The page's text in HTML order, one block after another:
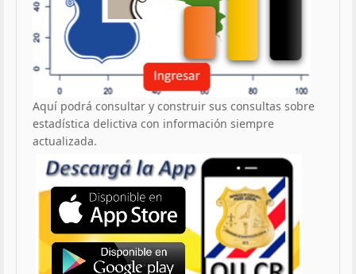
Aquí podrá consultar y construir sus consultas sobre
estadística delictiva con información siempre
actualizada.